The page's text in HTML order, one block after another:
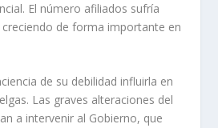
El número afiliados sufrí­a
creciendo de forma importante en
de su debilidad influirla en
Las graves alteraciones del
a intervenir al Gobierno, que